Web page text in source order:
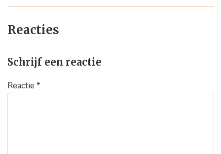
Reacties
Schrijf een reactie
Reactie *